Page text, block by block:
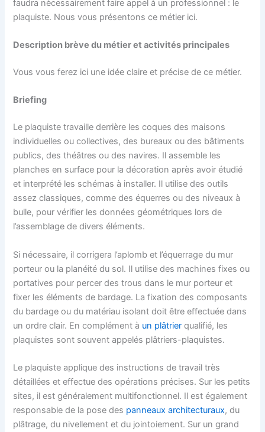
faudra nécessairement faire appel à un professionnel : le
plaquiste. Nous vous présentons ce métier ici.
Description brève du métier et activités principales
Vous vous ferez ici une idée claire et précise de ce métier.
Briefing
Le plaquiste travaille derrière les coques des maisons
individuelles ou collectives, des bureaux ou des bâtiments
publics, des théâtres ou des navires. Il assemble les
planches en surface pour la décoration après avoir étudié
et interprété les schémas à installer. Il utilise des outils
assez classiques, comme des équerres ou des niveaux à
bulle, pour vérifier les données géométriques lors de
l’assemblage de divers éléments.
Si nécessaire, il corrigera l’aplomb et l’équerrage du mur
porteur ou la planéité du sol. Il utilise des machines fixes ou
portatives pour percer des trous dans le mur porteur et
fixer les éléments de bardage. La fixation des composants
du bardage ou du matériau isolant doit être effectuée dans
un ordre clair. En complément à un plâtrier qualifié, les
plaquistes sont souvent appelés plâtriers-plaquistes.
Le plaquiste applique des instructions de travail très
détaillées et effectue des opérations précises. Sur les petits
sites, il est généralement multifonctionnel. Il est également
responsable de la pose des panneaux architecturaux, du
plâtrage, du nivellement et du jointoiement. Sur un grand